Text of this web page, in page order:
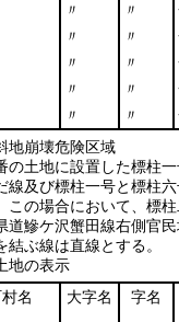
〃 〃
〃 〃
〃 〃
〃 〃
〃 〃
崩壊危険区域
の土地に設置した標柱
線及び標柱一号と標柱
この場合において、標
道鰺ケ沢蟹田線右側官民
結ぶ線は直線とする。
地の表示
名 大字名 字名